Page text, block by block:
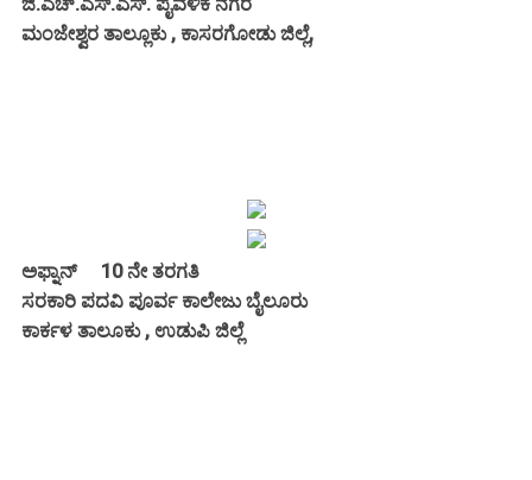
ಮಂಜೇಶ್ವರ ತಾಲ್ಲೂಕು , ಕಾಸರಗೋಡು ಜಿಲ್ಲೆ,
ಅಫ್ನಾನ್ 10 ನೇ ತರಗತಿ
ಸರಕಾರಿ ಪದವಿ ಪೂರ್ವ ಕಾಲೇಜು ಬೈಲೂರು
ಕಾರ್ಕಳ ತಾಲೂಕು , ಉಡುಪಿ ಜಿಲ್ಲೆ